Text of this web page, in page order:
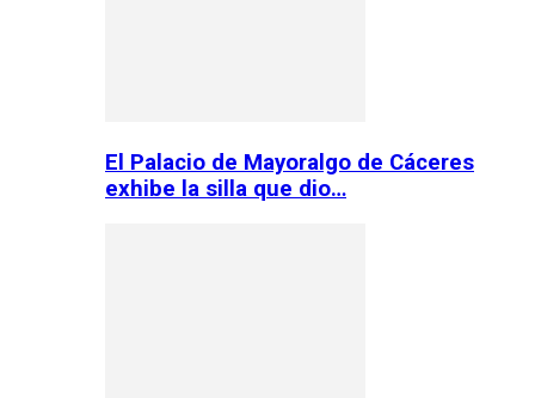
El Palacio de Mayoralgo de Cáceres
exhibe la silla que dio…